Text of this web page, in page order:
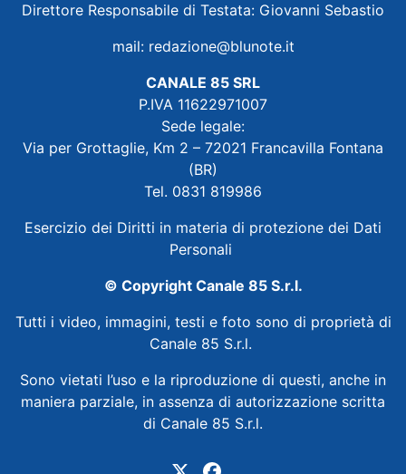
Direttore Responsabile di Testata: Giovanni Sebastio
mail: redazione@blunote.it
CANALE 85 SRL
P.IVA 11622971007
Sede legale:
Via per Grottaglie, Km 2 – 72021 Francavilla Fontana
(BR)
Tel. 0831 819986
Esercizio dei Diritti in materia di protezione dei Dati
Personali
© Copyright Canale 85 S.r.l.
Tutti i video, immagini, testi e foto sono di proprietà di
Canale 85 S.r.l.
Sono vietati l’uso e la riproduzione di questi, anche in
maniera parziale, in assenza di autorizzazione scritta
di Canale 85 S.r.l.